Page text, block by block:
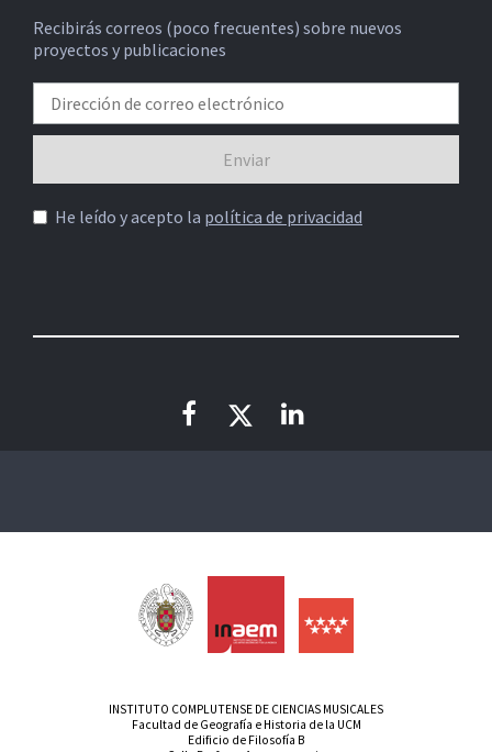
Recibirás correos (poco frecuentes) sobre nuevos
proyectos y publicaciones
He leído y acepto la política de privacidad
INSTITUTO COMPLUTENSE DE CIENCIAS MUSICALES
Facultad de Geografía e Historia de la UCM
Edificio de Filosofía B